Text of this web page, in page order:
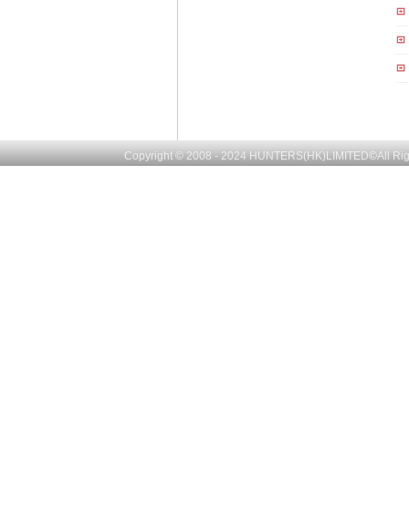
Copyright © 2008 - 2024HUNTERS(HK)LIMITED©All